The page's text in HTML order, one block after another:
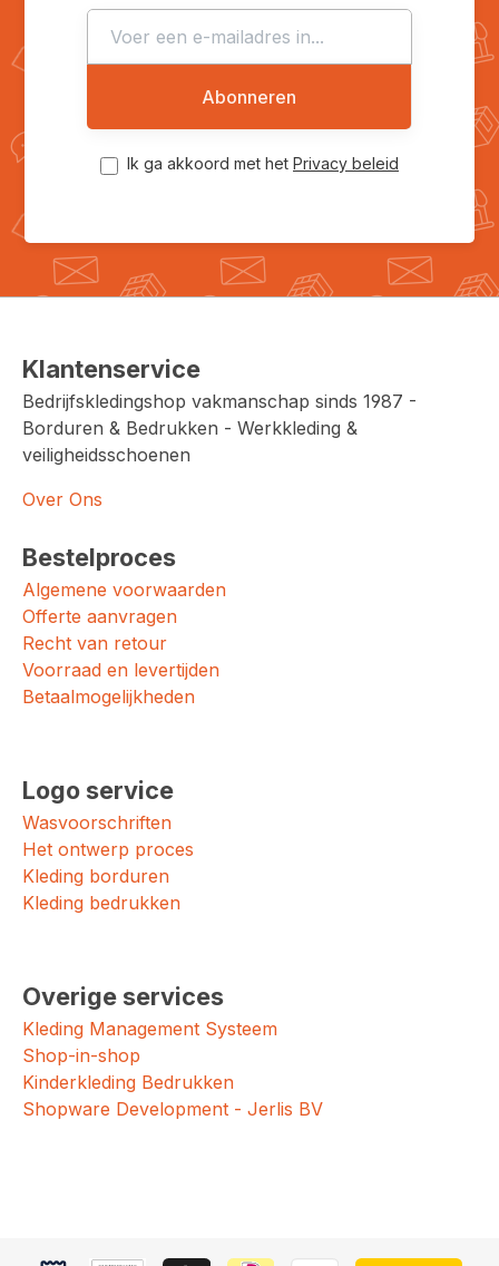
Abonneren
Ik ga akkoord met het Privacy beleid
Klantenservice
Bedrijfskledingshop vakmanschap sinds 1987 -
Borduren & Bedrukken - Werkkleding &
veiligheidsschoenen
Over Ons
Bestelproces
Algemene voorwaarden
Offerte aanvragen
Recht van retour
Voorraad en levertijden
Betaalmogelijkheden
Logo service
Wasvoorschriften
Het ontwerp proces
Kleding borduren
Kleding bedrukken
Overige services
Kleding Management Systeem
Shop-in-shop
Kinderkleding Bedrukken
Shopware Development - Jerlis BV